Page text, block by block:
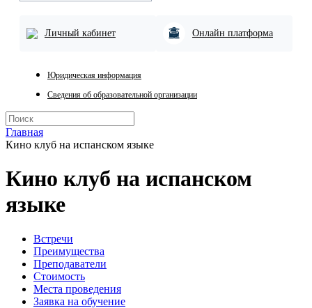
Личный кабинет Онлайн платформа
Юридическая информация
Сведения об образовательной организации
Главная
Кино клуб на испанском языке
Кино клуб на испанском
языке
Встречи
Преимущества
Преподаватели
Стоимость
Места проведения
Заявка на обучение